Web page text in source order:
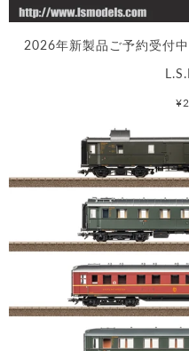
2026年新製品ご予約受付